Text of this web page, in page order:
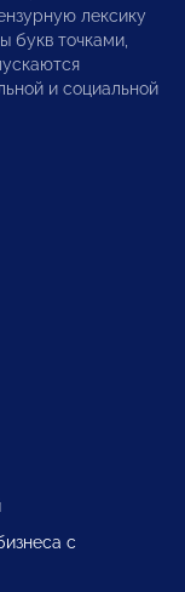
лексику
букв точками,
и социальной
с